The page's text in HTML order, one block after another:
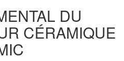
DU
CÉRAMIQUE